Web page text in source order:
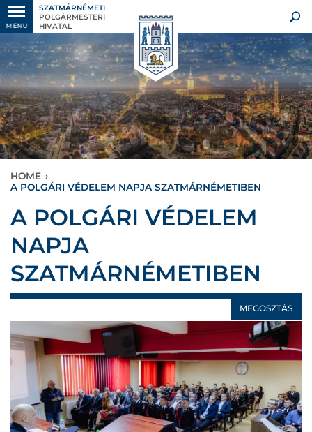
MENU
SZATMÁRNÉMETI
POLGÁRMESTERI
HIVATAL
HOME ›
A POLGÁRI VÉDELEM NAPJA SZATMÁRNÉMETIBEN
A POLGÁRI VÉDELEM
NAPJA
SZATMÁRNÉMETIBEN
MEGOSZTÁS